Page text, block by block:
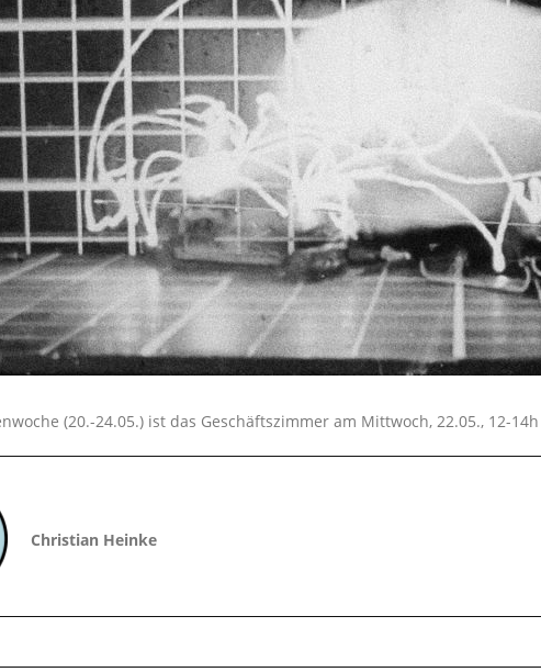
(20.-24.05.) ist das Geschäftszimmer am Mittwoch, 22.05., 12-
Christian Heinke